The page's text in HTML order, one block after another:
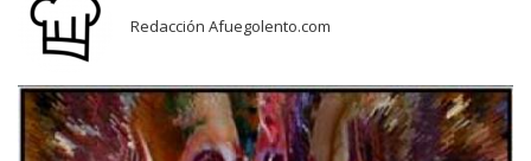
Redacción Afuegolento.com